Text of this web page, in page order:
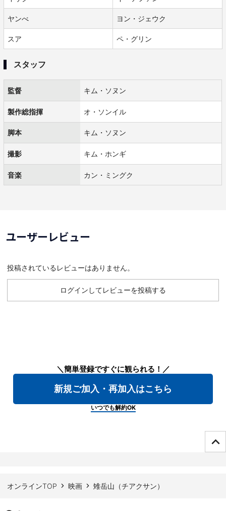
ヤンべ ヨン・ジェウク
スア ペ・グリン
スタッフ
監督 キム・ソヌン
製作総指揮 オ・ソンイル
脚本 キム・ソヌン
撮影 キム・ホンギ
音楽 カン・ミングク
ユーザーレビュー
投稿されているレビューはありません。
ログインしてレビューを投稿する
＼簡単登録ですぐに観られる！／
新規ご加入・再加入はこちら
いつでも解約OK
オンラインTOP 映画 雉岳山（チアクサン）